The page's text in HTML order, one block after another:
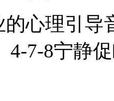
理引导
4-7-8宁静